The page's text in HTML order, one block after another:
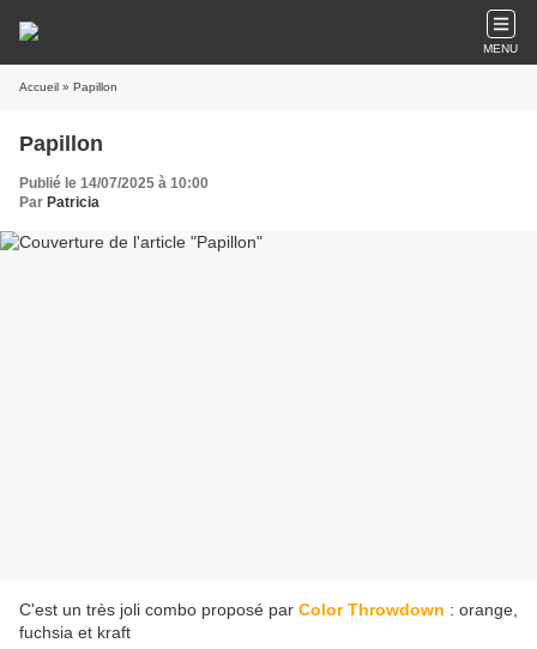
MENU
Accueil » Papillon
Papillon
Publié le 14/07/2025 à 10:00
Par Patricia
C'est un très joli combo proposé par Color Throwdown : orange,
fuchsia et kraft